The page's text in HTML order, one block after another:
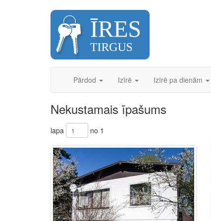
Pārdod Izīrē Izīrē pa dienām
Nekustamais īpašums
lapa no 1